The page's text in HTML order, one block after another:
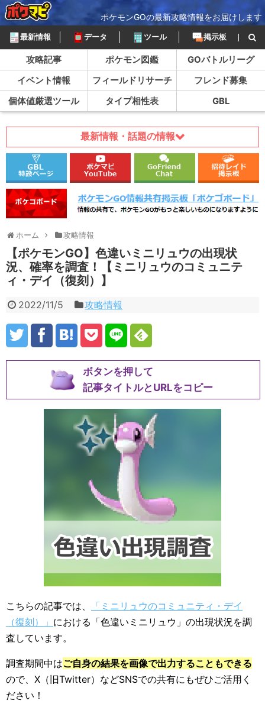
ポケモンGOの最新攻略情報をお届けします
最新情報 データ ツール 掲示板
攻略記事 ポケモン図鑑
GOバトルリーグ
イベント情報
フィールドリサーチ
フレンド募集
個体値厳選ツール
タイプ相性表 GBL
最新情報・話題の情報
ホーム 攻略情報
【ポケモンGO】色違いミニリュウの出現状
況、確率を調査！【ミニリュウのコミュニテ
ィ・デイ（復刻）】
2022/11/5 攻略情報
ボタンを押して
記事タイトルとURLをコピー
こちらの記事では、
「ミニリュウのコミュニティ・デイ
（復刻）」 における「色違いミニリュウ」の出現状況を調
査しています。
調査期間中はご自身の結果を画像で出力することもできる
ので、X（旧Twitter）などSNSでの共有にもぜひご活用く
ださい！